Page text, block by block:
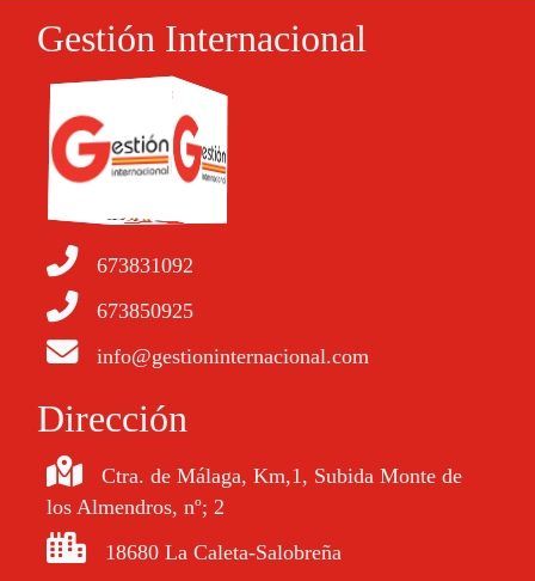
Gestión Internacional
673831092
673850925
info@gestioninternacional.com
Dirección
Ctra. de Málaga, Km,1, Subida Monte de
los Almendros, nº; 2
18680 La Caleta-Salobreña